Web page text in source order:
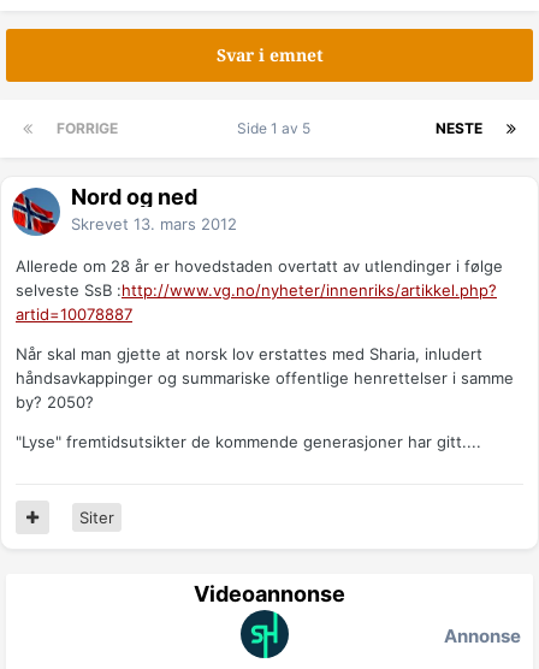
Svar i emnet
FORRIGE NESTE
Side 1 av 5
Nord og ned
Skrevet 13. mars 2012
Allerede om 28 år er hovedstaden overtatt av utlendinger i følge
selveste SsB :http://www.vg.no/nyheter/innenriks/artikkel.php?
artid=10078887
Når skal man gjette at norsk lov erstattes med Sharia, inludert
håndsavkappinger og summariske offentlige henrettelser i samme
by? 2050?
"Lyse" fremtidsutsikter de kommende generasjoner har gitt....
Siter
Videoannonse
Annonse